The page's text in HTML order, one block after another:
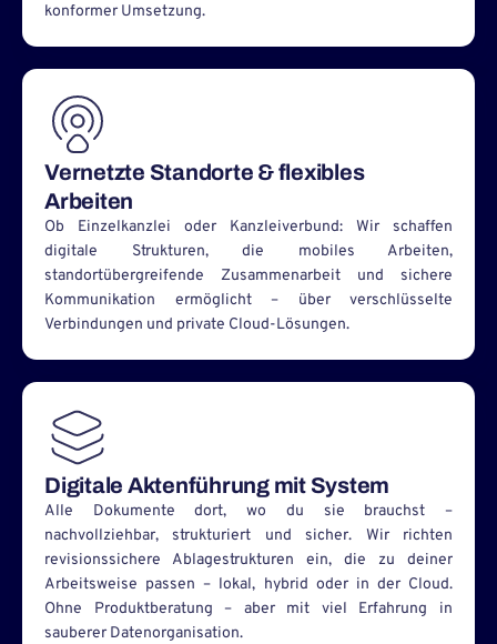
konformer Umsetzung.
Vernetzte Standorte & flexibles
Arbeiten
Ob Einzelkanzlei oder Kanzleiverbund: Wir schaffen
digitale Strukturen, die mobiles Arbeiten,
standortübergreifende Zusammenarbeit und sichere
Kommunikation ermöglicht – über verschlüsselte
Verbindungen und private Cloud-Lösungen.
Digitale Aktenführung mit System
Alle Dokumente dort, wo du sie brauchst –
nachvollziehbar, strukturiert und sicher. Wir richten
revisionssichere Ablagestrukturen ein, die zu deiner
Arbeitsweise passen – lokal, hybrid oder in der Cloud.
Ohne Produktberatung – aber mit viel Erfahrung in
sauberer Datenorganisation.